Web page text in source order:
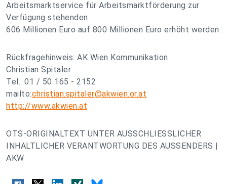
Arbeitsmarktservice für Arbeitsmarktförderung zur
Verfügung stehenden
606 Millionen Euro auf 800 Millionen Euro erhöht werden.
Rückfragehinweis: AK Wien Kommunikation
Christian Spitaler
Tel.: 01 / 50 165 - 2152
mailto:christian.spitaler@akwien.or.at
http://www.akwien.at
OTS-ORIGINALTEXT UNTER AUSSCHLIESSLICHER
INHALTLICHER VERANTWORTUNG DES AUSSENDERS |
AKW